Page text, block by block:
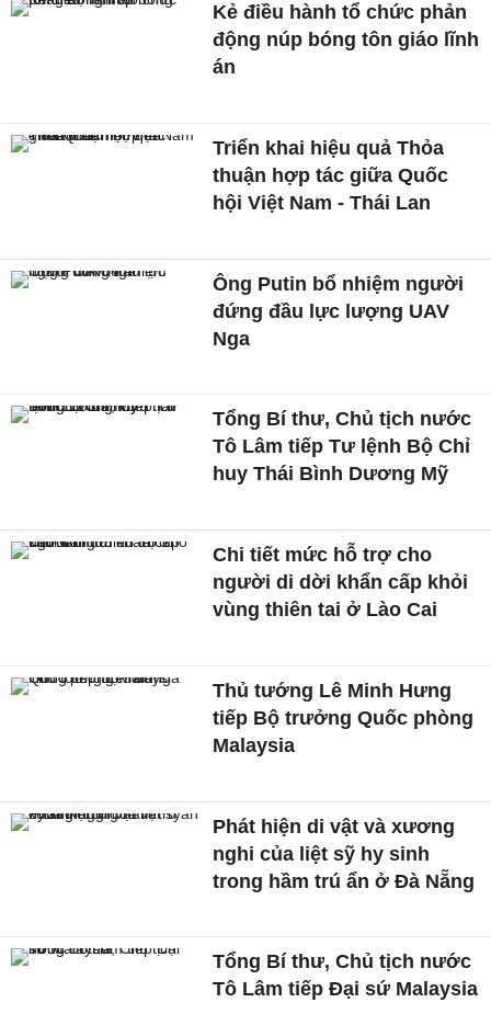
Kẻ điều hành tổ chức phản
động núp bóng tôn giáo lĩnh
án
Triển khai hiệu quả Thỏa
thuận hợp tác giữa Quốc
hội Việt Nam - Thái Lan
Ông Putin bổ nhiệm người
đứng đầu lực lượng UAV
Nga
Tổng Bí thư, Chủ tịch nước
Tô Lâm tiếp Tư lệnh Bộ Chỉ
huy Thái Bình Dương Mỹ
Chi tiết mức hỗ trợ cho
người di dời khẩn cấp khỏi
vùng thiên tai ở Lào Cai
Thủ tướng Lê Minh Hưng
tiếp Bộ trưởng Quốc phòng
Malaysia
Phát hiện di vật và xương
nghi của liệt sỹ hy sinh
trong hầm trú ẩn ở Đà Nẵng
Tổng Bí thư, Chủ tịch nước
Tô Lâm tiếp Đại sứ Malaysia